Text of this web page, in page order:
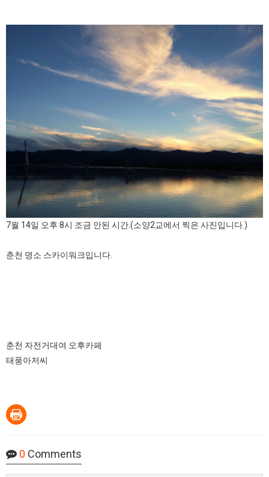
7월 14일 오후 8시 조금 안된 시간.(소양2교에서 찍은 사진입니다.)
춘천 명소 스카이워크입니다.
춘천 자전거대여 오후카페
태풍아저씨
0 Comments